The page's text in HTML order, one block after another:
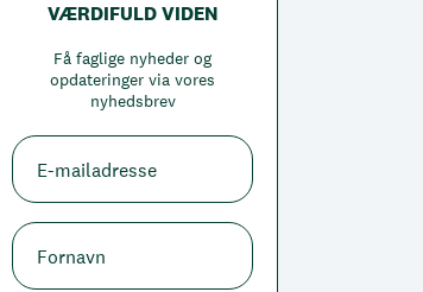
VÆRDIFULD VIDEN
Få faglige nyheder og
opdateringer via vores
nyhedsbrev